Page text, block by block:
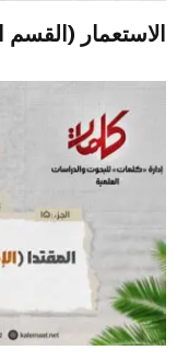
الاستعمار (القسم